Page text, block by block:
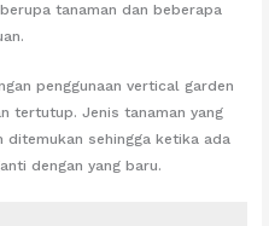
tanaman dan beberapa
penggunaan vertical garden
tertutup. Jenis tanaman yang
ditemukan sehingga ketika ada
dengan yang baru.